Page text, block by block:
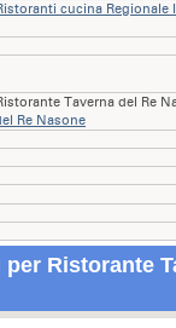
cucina Regionale
Taverna del Re
Re Nasone
Ristorante